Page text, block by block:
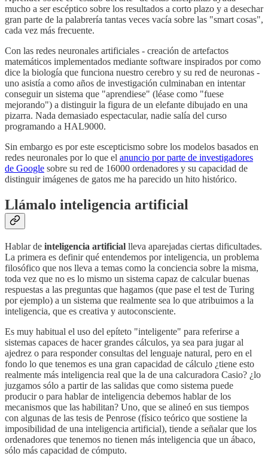
mucho a ser escéptico sobre los resultados a corto plazo y a desechar
gran parte de la palabrería tantas veces vacía sobre las "smart cosas",
cada vez más frecuente.
Con las redes neuronales artificiales - creación de artefactos
matemáticos implementados mediante software inspirados por como
dice la biología que funciona nuestro cerebro y su red de neuronas -
uno asistía a como años de investigación culminaban en intentar
conseguir un sistema que "aprendiese" (léase como "fuese
mejorando") a distinguir la figura de un elefante dibujado en una
pizarra. Nada demasiado espectacular, nadie salía del curso
programando a HAL9000.
Sin embargo es por este escepticismo sobre los modelos basados en
redes neuronales por lo que el anuncio por parte de investigadores
de Google sobre su red de 16000 ordenadores y su capacidad de
distinguir imágenes de gatos me ha parecido un hito histórico.
Llámalo inteligencia artificial
Hablar de inteligencia artificial lleva aparejadas ciertas dificultades.
La primera es definir qué entendemos por inteligencia, un problema
filosófico que nos lleva a temas como la conciencia sobre la misma,
toda vez que no es lo mismo un sistema capaz de calcular buenas
respuestas a las preguntas que hagamos (que pase el test de Turing
por ejemplo) a un sistema que realmente sea lo que atribuimos a la
inteligencia, que es creativa y autoconsciente.
Es muy habitual el uso del epíteto "inteligente" para referirse a
sistemas capaces de hacer grandes cálculos, ya sea para jugar al
ajedrez o para responder consultas del lenguaje natural, pero en el
fondo lo que tenemos es una gran capacidad de cálculo ¿tiene esto
realmente más inteligencia real que la de una calcuradora Casio? ¿lo
juzgamos sólo a partir de las salidas que como sistema puede
producir o para hablar de inteligencia debemos hablar de los
mecanismos que las habilitan? Uno, que se alineó en sus tiempos
con algunas de las tesis de Penrose (físico teórico que sostiene la
imposibilidad de una inteligencia artificial), tiende a señalar que los
ordenadores que tenemos no tienen más inteligencia que un ábaco,
sólo más capacidad de cómputo.